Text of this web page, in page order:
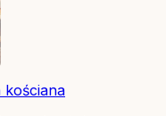
kościana